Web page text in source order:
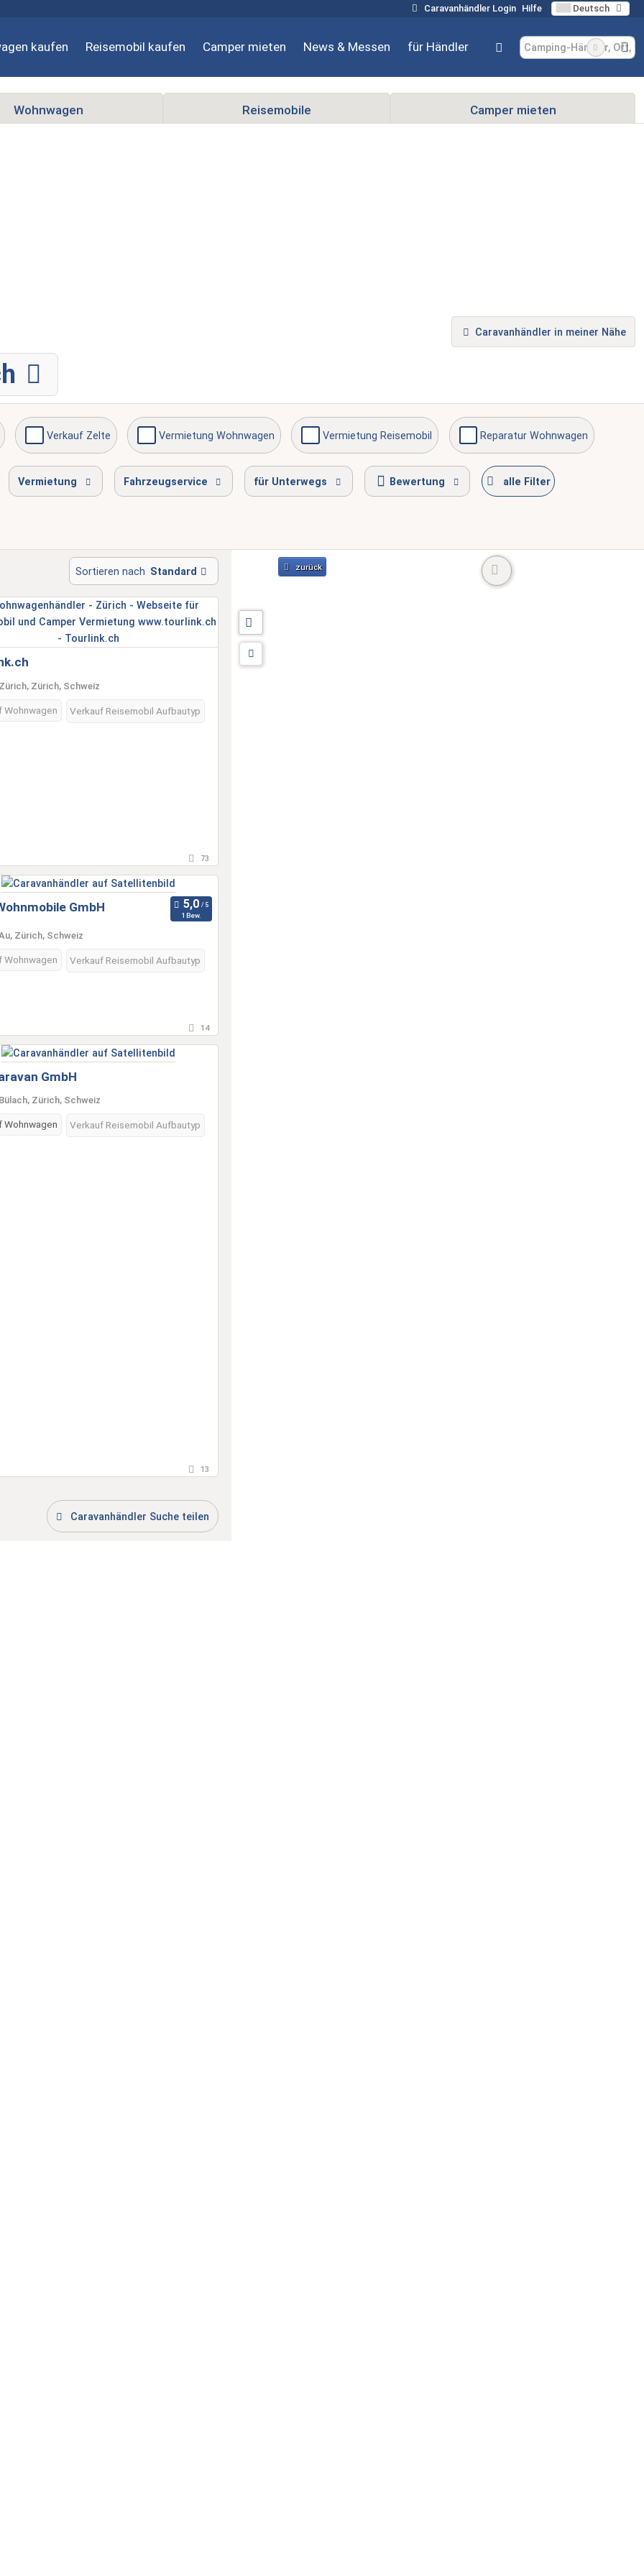
Caravanhändler Login Hilfe Deutsch
kaufen Reisemobil kaufen Camper mieten News & Messen für Händler
Wohnwagen Reisemobile Camper mieten
Caravanhändler in meiner Nähe
Verkauf Zelte Vermietung Wohnwagen Vermietung Reisemobil Reparatur Wohnwagen
Gasprüfung Serviceinspektion am Wochenende erreichbar
Vermietung Fahrzeugservice für Unterwegs Bewertung alle Filter
Sortieren nach Standard
Zürich, Schweiz
Wohnwagen Verkauf Reisemobil Aufbautyp
73
GmbH
1 Bew.
Zürich, Schweiz
Wohnwagen Verkauf Reisemobil Aufbautyp
14
GmbH
Zürich, Schweiz
Wohnwagen Verkauf Reisemobil Aufbautyp
13
Caravanhändler Suche teilen
zurück